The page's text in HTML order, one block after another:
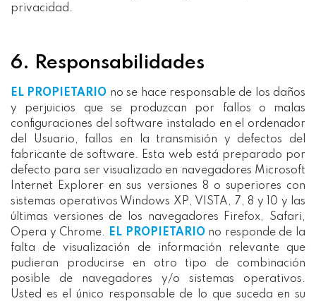
privacidad.
6. Responsabilidades
EL PROPIETARIO no se hace responsable de los daños
y perjuicios que se produzcan por fallos o malas
configuraciones del software instalado en el ordenador
del Usuario, fallos en la transmisión y defectos del
fabricante de software. Esta web está preparado por
defecto para ser visualizado en navegadores Microsoft
Internet Explorer en sus versiones 8 o superiores con
sistemas operativos Windows XP, VISTA, 7, 8 y 10 y las
últimas versiones de los navegadores Firefox, Safari,
Opera y Chrome. EL PROPIETARIOno responde de la
falta de visualización de información relevante que
pudieran producirse en otro tipo de combinación
posible de navegadores y/o sistemas operativos.
Usted es el único responsable de lo que suceda en su